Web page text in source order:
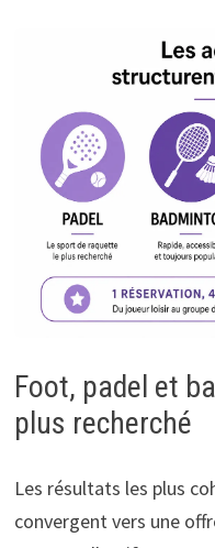
Foot, padel et
plus recherché
Les résultats les plus
convergent vers une